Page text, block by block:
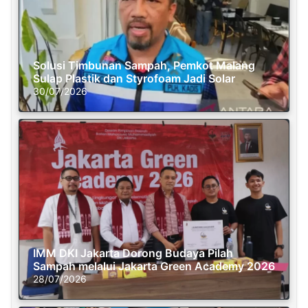
Solusi Timbunan Sampah, Pemkot Malang
Sulap Plastik dan Styrofoam Jadi Solar
30/07/2026
IMM DKI Jakarta Dorong Budaya Pilah
Sampah melalui Jakarta Green Academy 2026
28/07/2026